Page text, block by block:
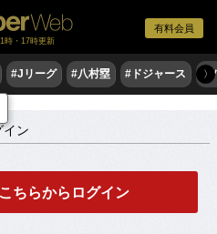
有料会員
時・17時更新
#Jリーグ #八村塁 #ドジャース #
〉
イン
ちらからログイン